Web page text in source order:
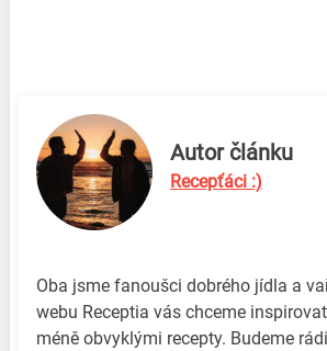
Autor článku
Recepťáci :)
Oba jsme fanoušci dobrého jídla a
webu Receptia vás chceme
méně obvyklými recepty. Budeme